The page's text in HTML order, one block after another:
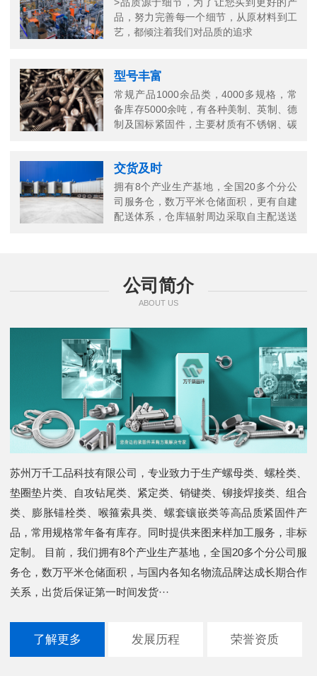
品，努力完善每一个细节，从原材料到工
艺，都倾注着我们对品质的追求
型号丰富
常规产品1000余品类，4000多规格，常
备库存5000余吨，有各种美制、英制、德
制及国标紧固件，主要材质有不锈钢、碳
交货及时
拥有8个产业生产基地，全国20多个分公
司服务仓，数万平米仓储面积，更有自建
配送体系，仓库辐射周边采取自主配送送
公司简介
ABOUT US
苏州万千工品科技有限公司，专业致力于生产螺母类、螺栓类、
垫圈垫片类、自攻钻尾类、紧定类、销键类、铆接焊接类、组合
类、膨胀锚栓类、喉箍索具类、螺套镶嵌类等高品质紧固件产
品，常用规格常年备有库存。同时提供来图来样加工服务，非标
定制。 目前，我们拥有8个产业生产基地，全国20多个分公司服
务仓，数万平米仓储面积，与国内各知名物流品牌达成长期合作
关系，出货后保证第一时间发货···
了解更多 发展历程 荣誉资质